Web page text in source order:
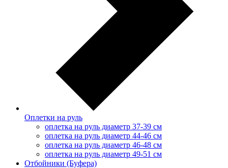
Оплетки на руль
оплетка на руль диаметр 37-39 см
оплетка на руль диаметр 44-46 см
оплетка на руль диаметр 46-48 см
оплетка на руль диаметр 49-51 см
Отбойники (Буфера)